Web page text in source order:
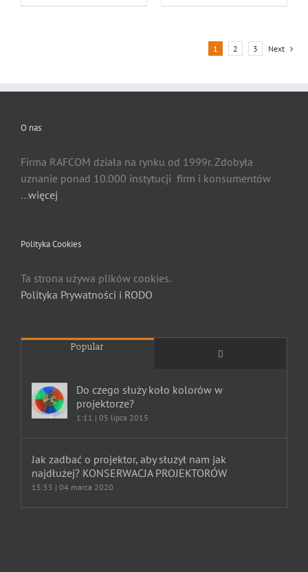
1 2 3 Next
O nas
Firma RAFCOM działa na rynku od 1999r. Zdobyła
uznanie ponad 10.000 instytucji firm i konsumentów
...więcej
Polityka Cookies
Ta strona używa plików cookies.
Polityka Prywatności i RODO
Popular
Comments
Do czego służy koło kolorów w
projektorze?
1:11 | 05 lipca 2015
Jak zadbać o projektor, aby służył nam jak
najdłużej? KONSERWACJA PROJEKTORÓW
15:55 | 04 marca 2020